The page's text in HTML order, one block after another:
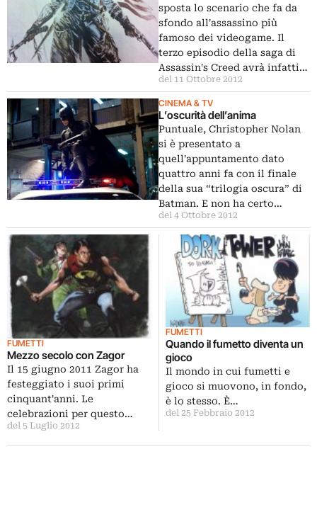
sposta lo scenario che fa da
sfondo all'assassino più
famoso dei videogame. Il
terzo episodio della saga di
Assassin's Creed avrà infatti…
del 11 Ottobre 2012
CINEMA & TV
L’oscurità dell’anima
Puntuale, Christopher Nolan
si è presentato a
quell'appuntamento dato
quattro anni fa con il finale
della sua “trilogia oscura” di
Batman. E non ha certo…
del 4 Ottobre 2012
FUMETTI
Mezzo secolo con Zagor
Il 15 giugno 2011 Zagor ha
festeggiato i suoi primi
cinquant'anni. Le
celebrazioni per questo…
del 5 Luglio 2012
FUMETTI
Quando il fumetto diventa un
gioco
Il mondo in cui fumetti e
gioco si muovono, in fondo,
è lo stesso. È…
del 25 Febbraio 2012